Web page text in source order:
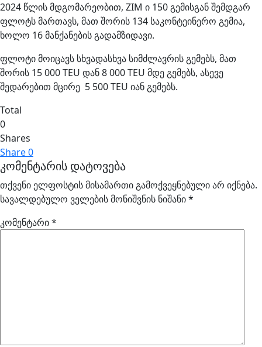
2024 წლის მდგომარეობით, ZIM ი 150 გემისგან შემდგარ
ფლოტს მართავს, მათ შორის 134 საკონტეინერო გემია,
ხოლო 16 მანქანების გადამზიდავი.
ფლოტი მოიცავს სხვადასხვა სიმძლავრის გემებს, მათ
შორის 15 000 TEU დან 8 000 TEU მდე გემებს, ასევე
შედარებით მცირე 5 500 TEU იან გემებს.
Total
0
Shares
Share0
კომენტარის დატოვება
თქვენი ელფოსტის მისამართი გამოქვეყნებული არ იქნება.
სავალდებულო ველების მონიშვნის ნიშანი*
კომენტარი*